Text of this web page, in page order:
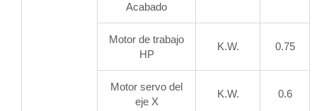
Acabado
Motor de trabajo
HP
K.W. 0.75
Motor servo del
eje X
K.W. 0.6